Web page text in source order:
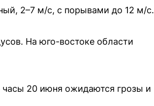
2–7 м/с, с порывами до 12 м/с.
На юго-востоке области
часы 20 июня ожидаются грозы и